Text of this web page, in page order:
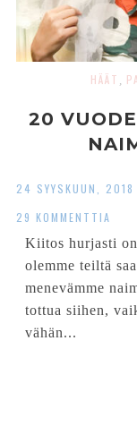
HÄÄT
20
24 SYYSKUUN, 2018
29 KOMMENTTIA
Kiitos hurjasti
olemme teiltä
menevämme
tottua siihen,
vähän...